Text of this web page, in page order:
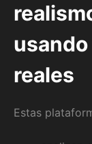
reales
Estas